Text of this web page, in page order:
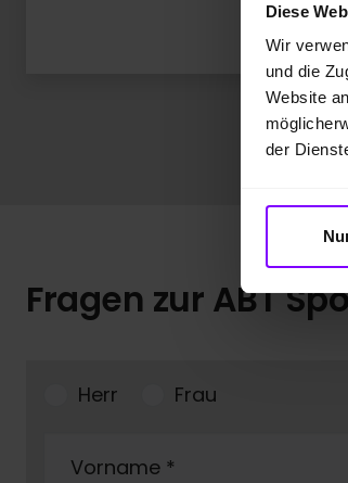
Diese
Wir
und die
Website
der
Fragen zur ABT
Herr Frau
Vorname *